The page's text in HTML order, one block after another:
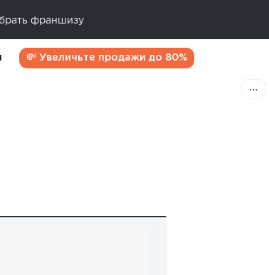
франшизу
💸 Увеличьте продажи до 80%